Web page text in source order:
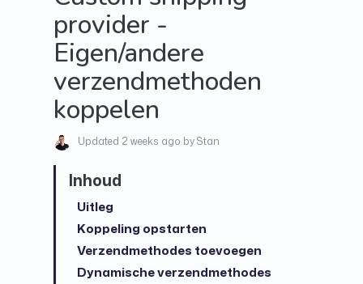
provider -
Eigen/andere
verzendmethoden
koppelen
Updated 2 weeks ago by Stan
Uitleg
Koppeling opstarten
Verzendmethodes toevoegen
Dynamische verzendmethodes